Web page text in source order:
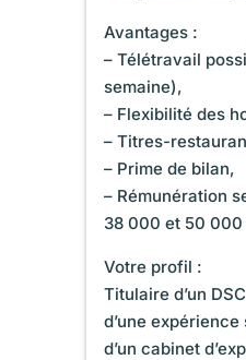
Avantages :
– Télétravail
semaine),
– Flexibilité des
– Titres-
– Prime de bilan,
– Rémunération
38 000 et 50 000
Votre profil :
Titulaire d’un
d’une
d’un cabinet